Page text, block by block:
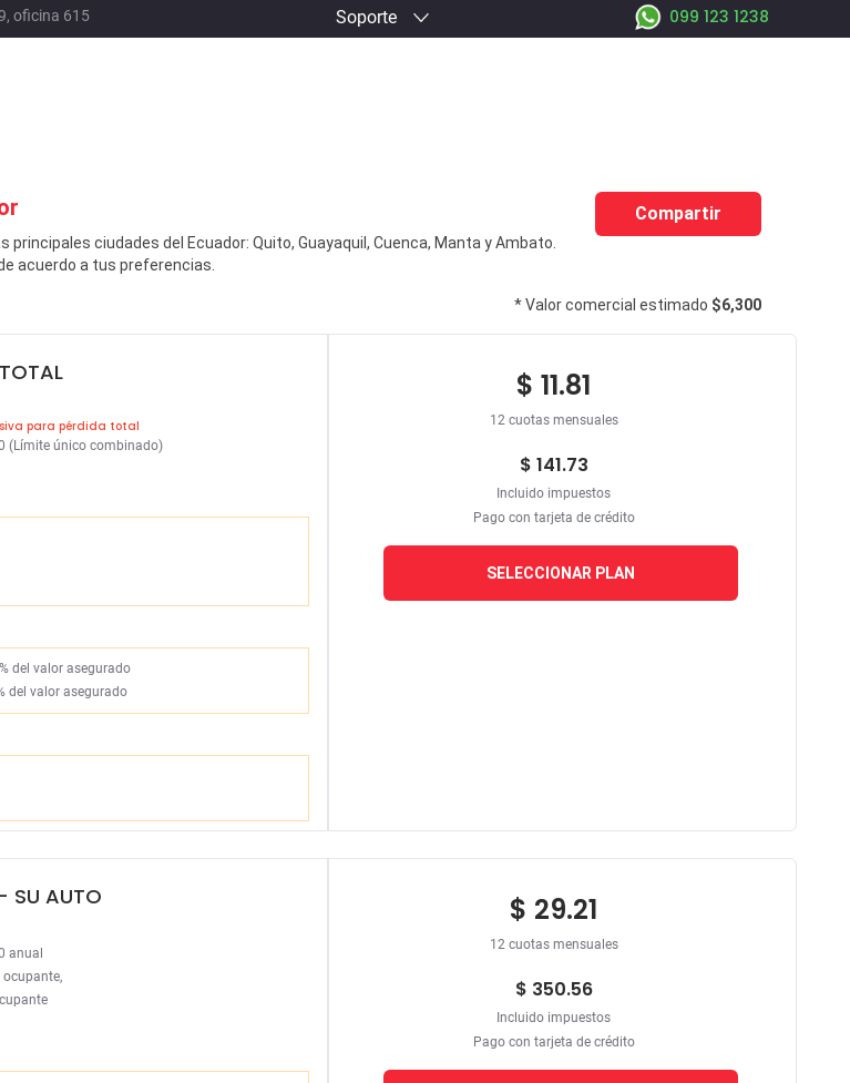
oficina 615 Soporte 099 123 1238
ciudades del Ecuador: Quito, Guayaquil, Cuenca, Manta y Ambato.
acuerdo a tus preferencias.
Compartir
* Valor comercial estimado $6,300
para pérdida total
(Límite único combinado)
del valor asegurado
del valor asegurado
$ 11.81
12 cuotas mensuales
$ 141.73
Incluido impuestos
Pago con tarjeta de crédito
SELECCIONAR PLAN
- SU AUTO
anual
ocupante,
$ 29.21
12 cuotas mensuales
$ 350.56
Incluido impuestos
Pago con tarjeta de crédito